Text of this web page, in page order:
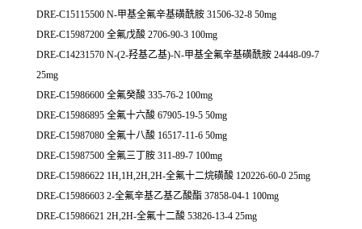
DRE-C15115500 N-甲基全氟辛基磺酰胺 31506-32-8 50mg
DRE-C15987200 全氟戊酸 2706-90-3 100mg
DRE-C14231570 N-(2-羟基乙基)-N-甲基全氟辛基磺酰胺 24448-09-7
25mg
DRE-C15986600 全氟癸酸 335-76-2 100mg
DRE-C15986895 全氟十六酸 67905-19-5 50mg
DRE-C15987080 全氟十八酸 16517-11-6 50mg
DRE-C15987500 全氟三丁胺 311-89-7 100mg
DRE-C15986622 1H,1H,2H,2H-全氟十二烷磺酸 120226-60-0 25mg
DRE-C15986603 2-全氟辛基乙基乙酸酯 37858-04-1 100mg
DRE-C15986621 2H,2H-全氟十二酸 53826-13-4 25mg